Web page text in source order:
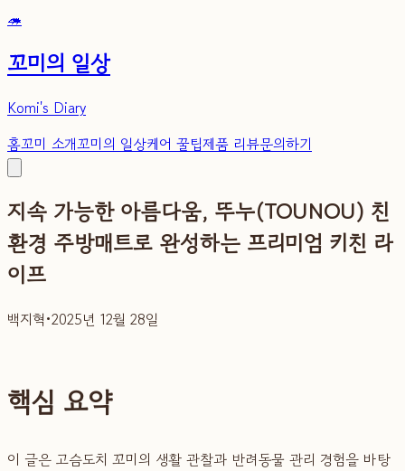
🦔
꼬미의 일상
Komi's Diary
홈꼬미 소개꼬미의 일상케어 꿀팁제품 리뷰문의하기
지속 가능한 아름다움, 뚜누(TOUNOU) 친
환경 주방매트로 완성하는 프리미엄 키친 라
이프
백지혁•2025년 12월 28일
핵심 요약
이 글은 고슴도치 꼬미의 생활 관찰과 반려동물 관리 경험을 바탕